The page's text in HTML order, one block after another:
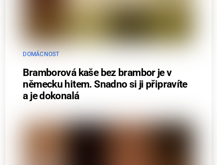
DOMÁCNOST
Bramborová kaše bez brambor je v
německu hitem. Snadno si ji připravíte
a je dokonalá